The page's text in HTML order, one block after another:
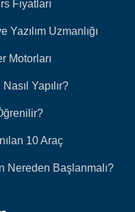
Fiyatları
Uzmanlığı
Motorları
Yapılır?
10 Araç
Nereden Başlanmalı?